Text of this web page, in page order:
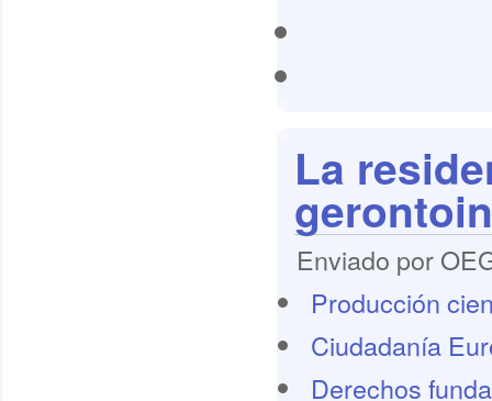
La
Enviado por
Producción
Ciudadanía
Derechos